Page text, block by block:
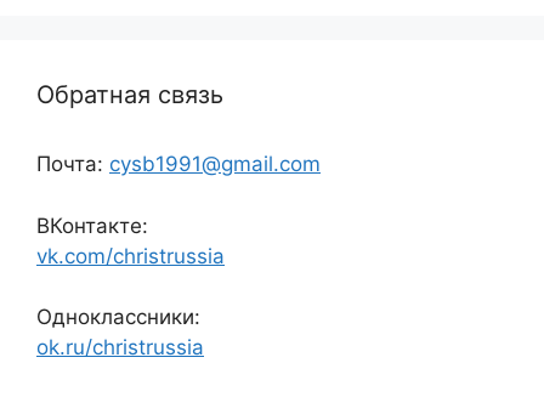
Обратная связь
Почта: cysb1991@gmail.com
ВКонтакте:
vk.com/christrussia
Одноклассники:
ok.ru/christrussia